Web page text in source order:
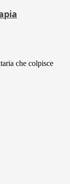
che colpisce